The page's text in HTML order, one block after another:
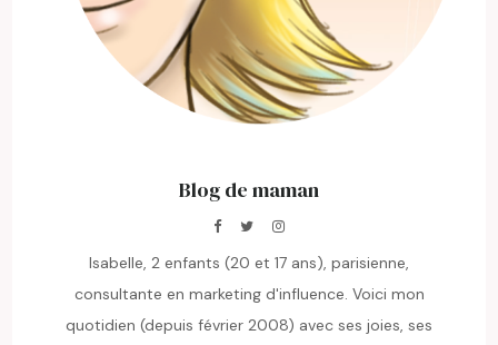
Blog de maman
Isabelle, 2 enfants (20 et 17 ans), parisienne,
consultante en marketing d'influence. Voici mon
quotidien (depuis février 2008) avec ses joies, ses